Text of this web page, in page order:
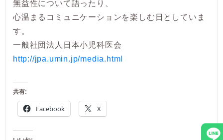
無益性について語ったり、
心温まるコミュニケーションを楽しむ日としていま
す。
一般社団法人日本小児科医会
http://jpa.umin.jp/media.html
共有:
Facebook X